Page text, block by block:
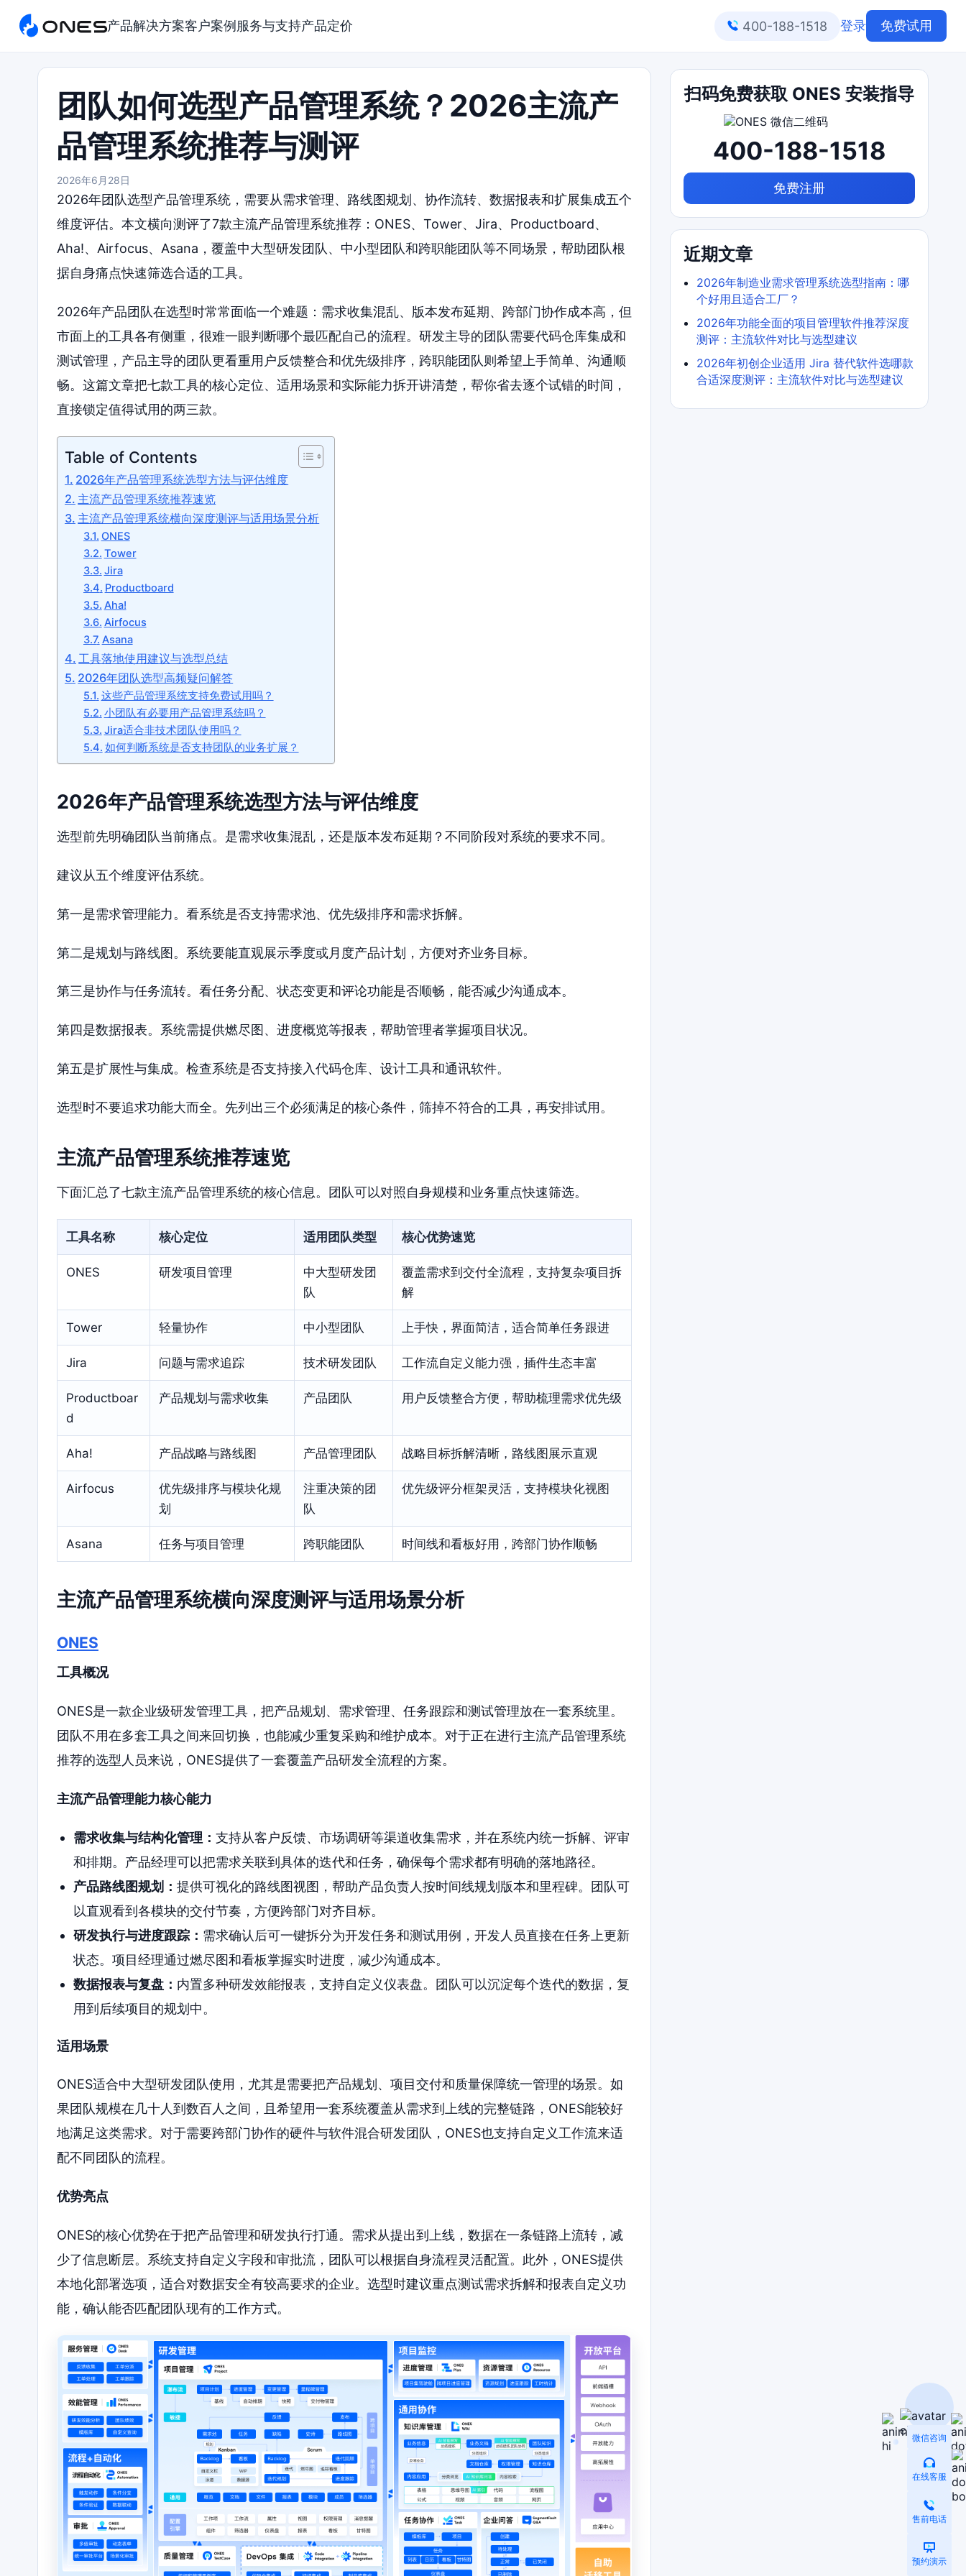
产品解决方案客户案例 服务与支持产品定价 400-188-1518 登录 免费试用
团队如何选型产品管理系统？2026主流产
品管理系统推荐与测评
2026年6月28日
2026年团队选型产品管理系统，需要从需求管理、路线图规划、协作流转、数据报表和扩展集成五个
维度评估。本文横向测评了7款主流产品管理系统推荐：ONES、Tower、Jira、Productboard、
Aha!、Airfocus、Asana，覆盖中大型研发团队、中小型团队和跨职能团队等不同场景，帮助团队根
据自身痛点快速筛选合适的工具。
2026年产品团队在选型时常常面临一个难题：需求收集混乱、版本发布延期、跨部门协作成本高，但
市面上的工具各有侧重，很难一眼判断哪个最匹配自己的流程。研发主导的团队需要代码仓库集成和
测试管理，产品主导的团队更看重用户反馈整合和优先级排序，跨职能团队则希望上手简单、沟通顺
畅。这篇文章把七款工具的核心定位、适用场景和实际能力拆开讲清楚，帮你省去逐个试错的时间，
直接锁定值得试用的两三款。
Table of Contents
2026年产品管理系统选型方法与评估维度
主流产品管理系统推荐速览
主流产品管理系统横向深度测评与适用场景分析
ONES
Tower
Jira
Productboard
Aha!
Airfocus
Asana
工具落地使用建议与选型总结
2026年团队选型高频疑问解答
这些产品管理系统支持免费试用吗？
小团队有必要用产品管理系统吗？
Jira适合非技术团队使用吗？
如何判断系统是否支持团队的业务扩展？
2026年产品管理系统选型方法与评估维度
选型前先明确团队当前痛点。是需求收集混乱，还是版本发布延期？不同阶段对系统的要求不同。
建议从五个维度评估系统。
第一是需求管理能力。看系统是否支持需求池、优先级排序和需求拆解。
第二是规划与路线图。系统要能直观展示季度或月度产品计划，方便对齐业务目标。
第三是协作与任务流转。看任务分配、状态变更和评论功能是否顺畅，能否减少沟通成本。
第四是数据报表。系统需提供燃尽图、进度概览等报表，帮助管理者掌握项目状况。
第五是扩展性与集成。检查系统是否支持接入代码仓库、设计工具和通讯软件。
选型时不要追求功能大而全。先列出三个必须满足的核心条件，筛掉不符合的工具，再安排试用。
主流产品管理系统推荐速览
下面汇总了七款主流产品管理系统的核心信息。团队可以对照自身规模和业务重点快速筛选。
工具名称 核心定位 适用团队类型 核心优势速览
ONES 研发项目管理
中大型研发团
队
覆盖需求到交付全流程，支持复杂项目拆
解
Tower 轻量协作 中小型团队 上手快，界面简洁，适合简单任务跟进
Jira 问题与需求追踪 技术研发团队 工作流自定义能力强，插件生态丰富
Productboar
d
产品规划与需求收集 产品团队 用户反馈整合方便，帮助梳理需求优先级
Aha! 产品战略与路线图 产品管理团队 战略目标拆解清晰，路线图展示直观
Airfocus
优先级排序与模块化规
划
注重决策的团
队
优先级评分框架灵活，支持模块化视图
Asana 任务与项目管理 跨职能团队 时间线和看板好用，跨部门协作顺畅
主流产品管理系统横向深度测评与适用场景分析
ONES
工具概况
ONES是一款企业级研发管理工具，把产品规划、需求管理、任务跟踪和测试管理放在一套系统里。
团队不用在多套工具之间来回切换，也能减少重复采购和维护成本。对于正在进行主流产品管理系统
推荐的选型人员来说，ONES提供了一套覆盖产品研发全流程的方案。
主流产品管理能力核心能力
需求收集与结构化管理： 支持从客户反馈、市场调研等渠道收集需求，并在系统内统一拆解、评审
和排期。产品经理可以把需求关联到具体的迭代和任务，确保每个需求都有明确的落地路径。
产品路线图规划： 提供可视化的路线图视图，帮助产品负责人按时间线规划版本和里程碑。团队可
以直观看到各模块的交付节奏，方便跨部门对齐目标。
研发执行与进度跟踪： 需求确认后可一键拆分为开发任务和测试用例，开发人员直接在任务上更新
状态。项目经理通过燃尽图和看板掌握实时进度，减少沟通成本。
数据报表与复盘： 内置多种研发效能报表，支持自定义仪表盘。团队可以沉淀每个迭代的数据，复
用到后续项目的规划中。
适用场景
ONES适合中大型研发团队使用，尤其是需要把产品规划、项目交付和质量保障统一管理的场景。如
果团队规模在几十人到数百人之间，且希望用一套系统覆盖从需求到上线的完整链路，ONES能较好
地满足这类需求。对于需要跨部门协作的硬件与软件混合研发团队，ONES也支持自定义工作流来适
配不同团队的流程。
优势亮点
ONES的核心优势在于把产品管理和研发执行打通。需求从提出到上线，数据在一条链路上流转，减
少了信息断层。系统支持自定义字段和审批流，团队可以根据自身流程灵活配置。此外，ONES提供
本地化部署选项，适合对数据安全有较高要求的企业。选型时建议重点测试需求拆解和报表自定义功
能，确认能否匹配团队现有的工作方式。
扫码免费获取 ONES 安装指导
400-188-1518
免费注册
近期文章
2026年制造业需求管理系统选型指南：哪
个好用且适合工厂？
2026年功能全面的项目管理软件推荐深度
测评：主流软件对比与选型建议
2026年初创企业适用 Jira 替代软件选哪款
合适深度测评：主流软件对比与选型建议
微信咨询
在线客服
售前电话
预约演示